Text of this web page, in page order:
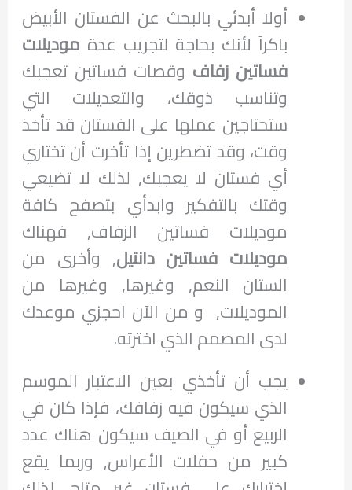
أولا أبدئي بالبحث عن الفستان الأبيض
باكراً لأنك بحاجة لتجريب عدة موديلات
فساتين زفاف وقصات فساتين تعجبك
وتناسب ذوقك، والتعديلات التي
ستحتاجين عملها على الفستان قد تأخذ
وقت، وقد تضطرين إذا تأخرت أن تختاري
أي فستان لا يعجبك, لذلك لا تضيعي
وقتك بالتفكير وابدأي بتصفح كافة
موديلات فساتين الزفاف, فهناك
موديلات فساتين دانتيل, وأخرى من
الستان النعم, وغيرها, وغيرها من
الموديلات, و من الآن احجزي موعدك
لدى المصمم الذي اخترته.
يجب أن تأخذي بعين الاعتبار الموسم
الذي سيكون فيه زفافك، فإذا كان في
الربيع أو في الصيف سيكون هناك عدد
كبير من حفلات الأعراس, وربما يقع